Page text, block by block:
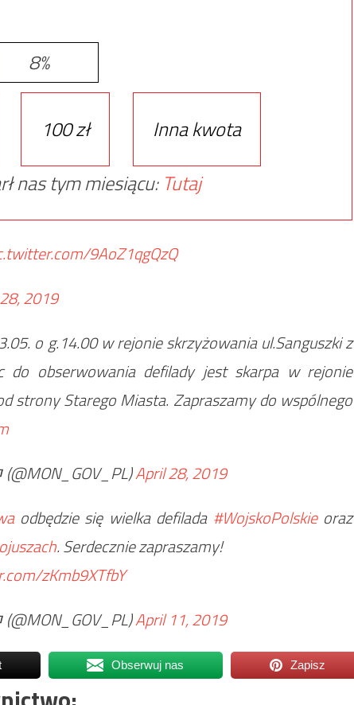
8%
100 zł
Inna kwota
nas tym miesiącu: Tutaj
9AoZ1qgQzQ
2019
o g.14.00 w rejonie skrzyżowania ul.Sanguszki z
do obserwowania defilady jest skarpa w rejonie
strony Starego Miasta. Zapraszamy do wspólnego
April 28, 2019
odbędzie się wielka defilada #WojskoPolskieoraz
. Serdecznie zapraszamy!
zKmb9XTfbY
April 11, 2019
Obserwuj nas Zapisz